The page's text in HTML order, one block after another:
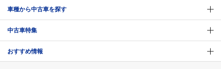
車種から中古車を探す
中古車特集
おすすめ情報